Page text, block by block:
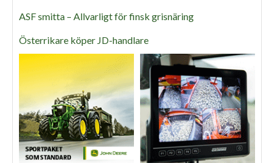
ASF smitta – Allvarligt för finsk grisnäring
Österrikare köper JD-handlare